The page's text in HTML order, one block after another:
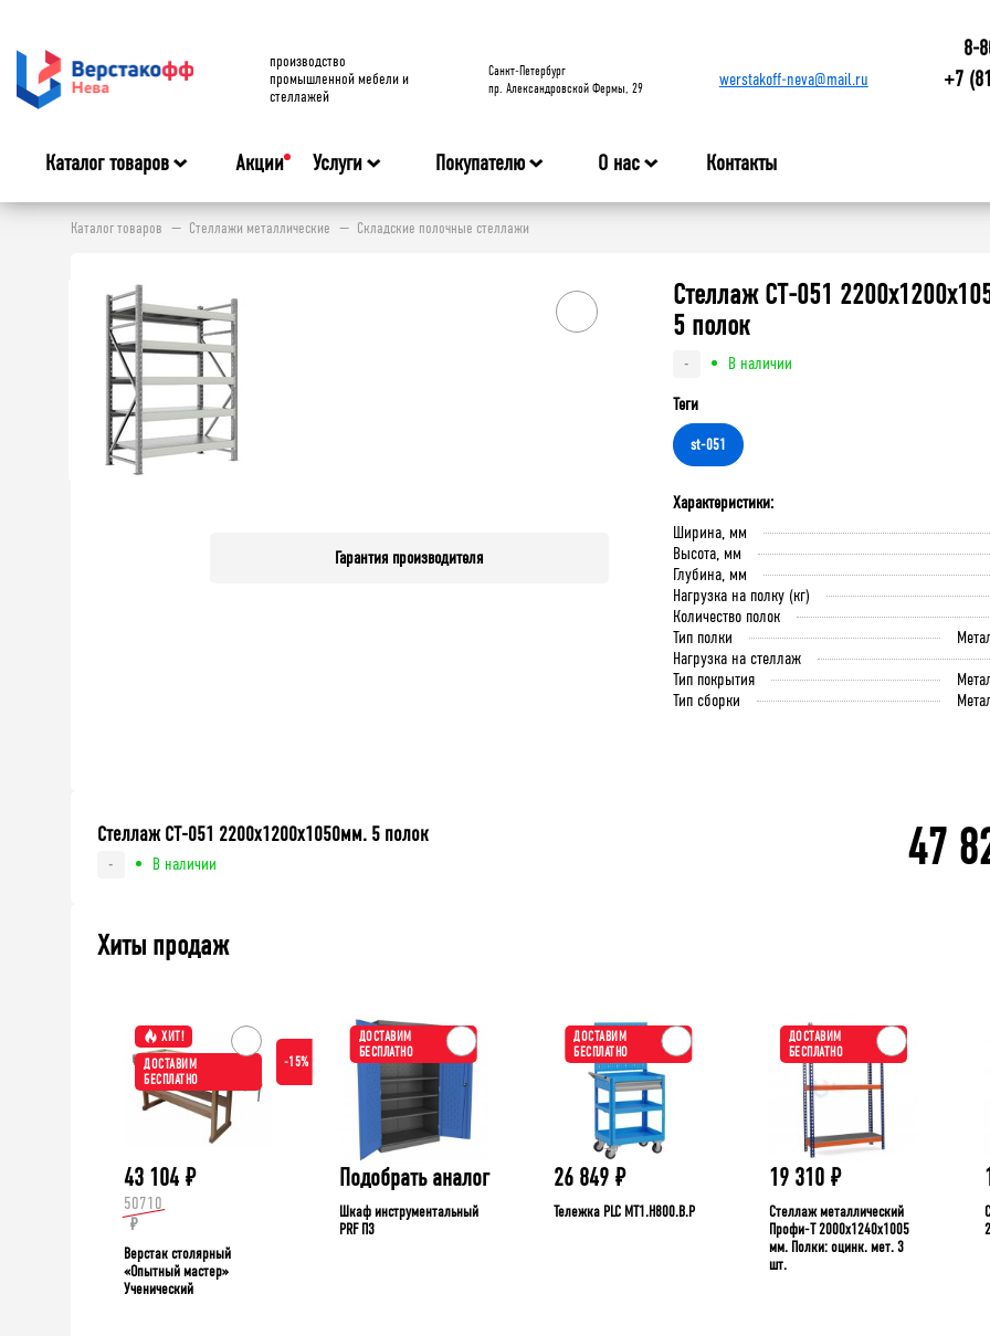
производство
промышленной мебели и
стеллажей
Cанкт-Петербург
пр. Александровской Фермы, 29
werstakoff-neva@mail.ru
8-
+7
Каталог товаров Акции Услуги Покупателю О нас Контакты
Каталог товаров Стеллажи металлические Складские полочные стеллажи
Гарантия производителя
Стеллаж СТ-051
5 полок
-
В наличии
Теги
st-051
Характеристики:
Ширина, мм
Высота, мм
Глубина, мм
Нагрузка на полку (кг)
Количество полок
Тип полки
Нагрузка на стеллаж
Тип покрытия
Тип сборки
Стеллаж СТ-051 2200х1200х1050мм. 5 полок
- В наличии 47
Хиты продаж
ХИТ!
ДОСТАВИМ
БЕСПЛАТНО
-15%
43 104 ₽
50710
₽
Верстак столярный
«Опытный мастер»
Ученический
ДОСТАВИМ
БЕСПЛАТНО
Подобрать аналог
Шкаф инструментальный
PRF П3
ДОСТАВИМ
БЕСПЛАТНО
26 849 ₽
Тележка PLC МT1.H800.В.Р
ДОСТАВИМ
БЕСПЛАТНО
19 310 ₽
Стеллаж металлический
Профи-Т 2000x1240x1005
мм. Полки: оцинк. мет. 3
шт.